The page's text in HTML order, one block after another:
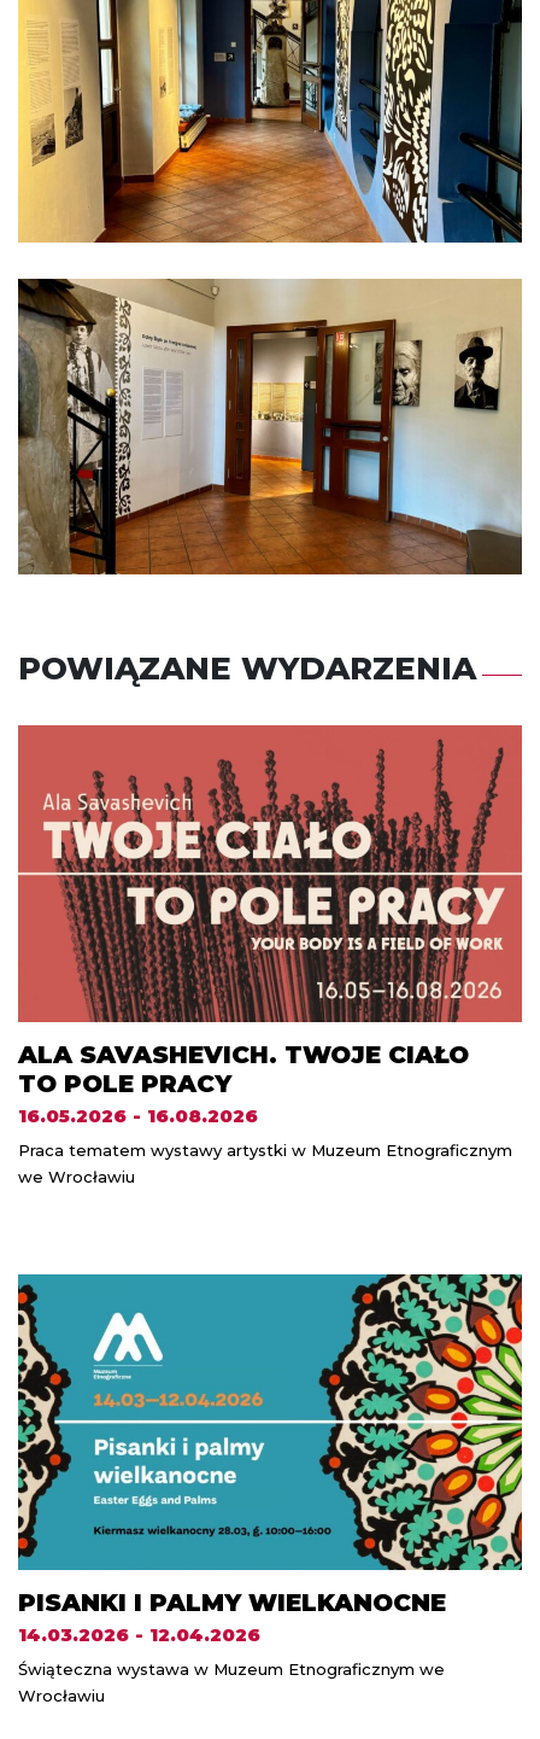
POWIĄZANE WYDARZENIA
ALA SAVASHEVICH. TWOJE CIAŁO
TO POLE PRACY
16.05.2026 - 16.08.2026
Praca tematem wystawy artystki w Muzeum Etnograficznym
we Wrocławiu
PISANKI I PALMY WIELKANOCNE
14.03.2026 - 12.04.2026
Świąteczna wystawa w Muzeum Etnograficznym we
Wrocławiu